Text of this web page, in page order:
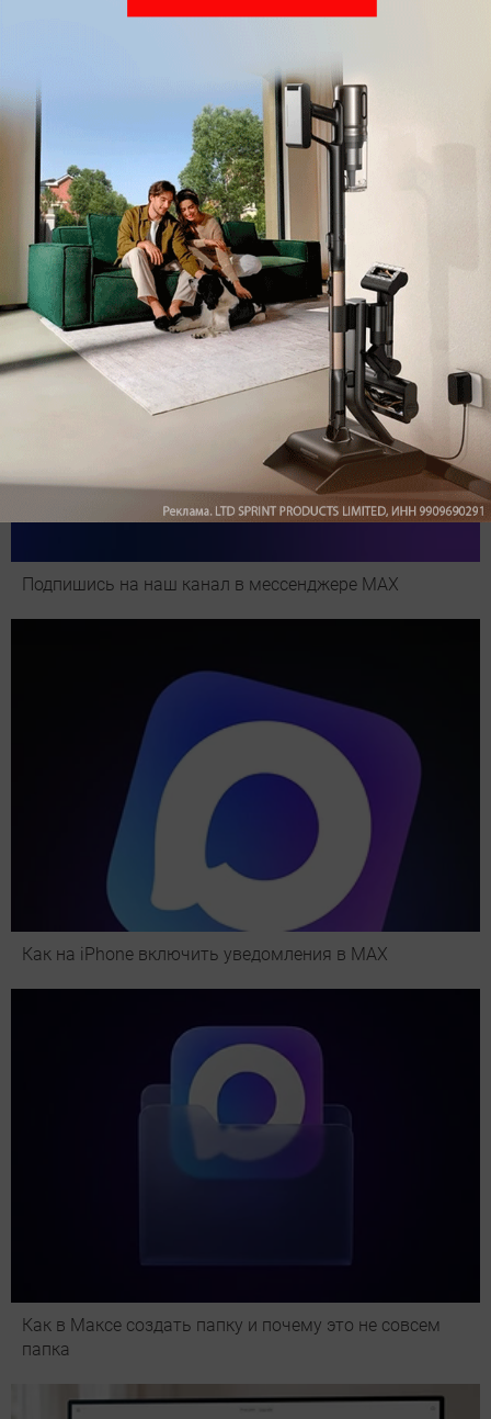
Обзор вертикального пылесоса Dreame Z40 AquaCycle
Pro: гибкий подход к уборке
Подпишись на наш канал в мессенджере МАХ
Как на iPhone включить уведомления в MAX
Как в Максе создать папку и почему это не совсем
папка